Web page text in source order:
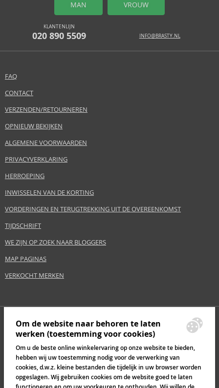
MAN VROUW
KLANTENLIJN
020 890 5509 INFO@BRASTY.NL
FAQ
CONTACT
VERZENDEN/RETOURNEREN
OPNIEUW BEKIJKEN
ALGEMENE VOORWAARDEN
PRIVACYVERKLARING
HERROEPING
INWISSELEN VAN DE KORTING
VORDERINGEN EN TERUGTREKKING UIT DE OVEREENKOMST
TIJDSCHRIFT
WE ZIJN OP ZOEK NAAR BLOGGERS
MAP PAGINAS
VERKOCHT MERKEN
Om de website naar behoren te laten
werken (toestemming voor cookies)
Om u de beste online winkelervaring op onze website te bieden,
hebben wij uw toestemming nodig voor de verwerking van
cookies, d.w.z. kleine bestanden die tijdelijk in uw browser worden
opgeslagen. Wij gebruiken cookies om de website goed te laten